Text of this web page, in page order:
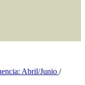
Abril/Junio /